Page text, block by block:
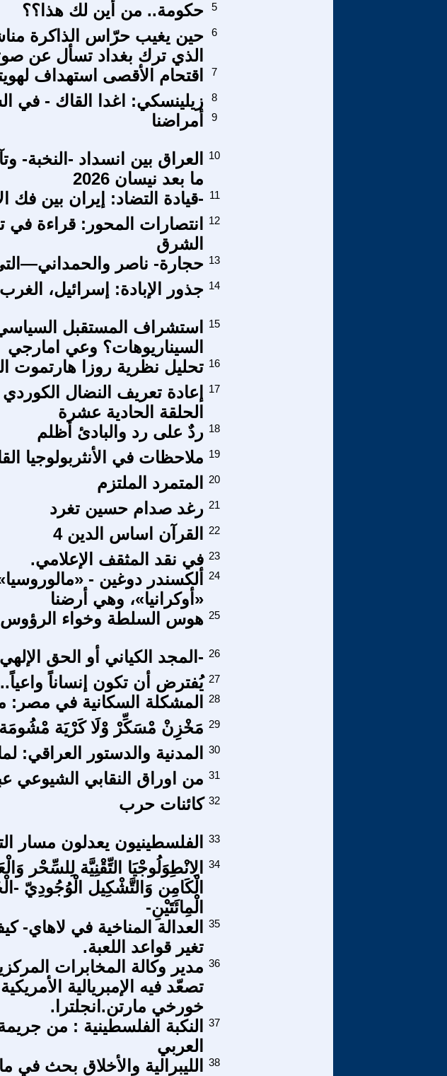
حكومة.. من أين لك هذا؟؟ 5
حين يغيب حرّاس الذاكرة
الذي ترك بغداد تسأل عن
6
اقتحام الأقصى استهداف 7
زيلينسكي: اغدا القاك - في
8
أمراضنا 9
العراق بين انسداد -النخبة-
ما بعد نيسان 2026
10
-قيادة التضاد: إيران بين فك 11
انتصارات المحور: قراءة في
الشرق
12
حجارة- ناصر 13
جذور الإبادة: إسرائيل، 14
استشراف المستقبل
السيناريوهات؟ وعي امارجي
15
تحليل نظرية روزا هارتموت 16
إعادة تعريف النضال
الحلقة الحادية عشرة
17
ردٌ على رد والبادئ أظلم 18
ملاحظات في الأنثربولوجيا 19
المتمرد الملتزم 20
رغد صدام حسين تغرد 21
القرآن اساس الدين 4 22
في نقد المثقف الإعلامي. 23
ألكسندر دوغين -
«أوكرانيا»، وهي أرضنا
24
هوس السلطة وخواء الرؤوس 25
-المجد الكياني أو الحق 26
يُفترض أن تكون إنساناً 27
المشكلة السكانية في مصر: 28
مَخْزِنْ مْسَكِّرْ وْلَا كَرْيَة مْشُومَة 29
المدنية والدستور العراقي: 30
من اوراق النقابي الشيوعي 31
كائنات حرب 32
الفلسطينيون يعدلون مسار 33
الِانْطِوَلُوجْيَا التِّقْنِيَّة لِلسِّحْر
الْكَامِن وَالتَّشْكِيل الْوُجُودِيّ -
الْمِائَتَيْنِ-
34
العدالة المناخية في
تغير قواعد اللعبة.
35
مدير وكالة المخابرات
تصعّد فيه الإمبريالية
خورخي مارتن.انجلترا.
36
النكبة الفلسطينية : من
العربي
37
الليبرالية والأخلاق بحث في 38